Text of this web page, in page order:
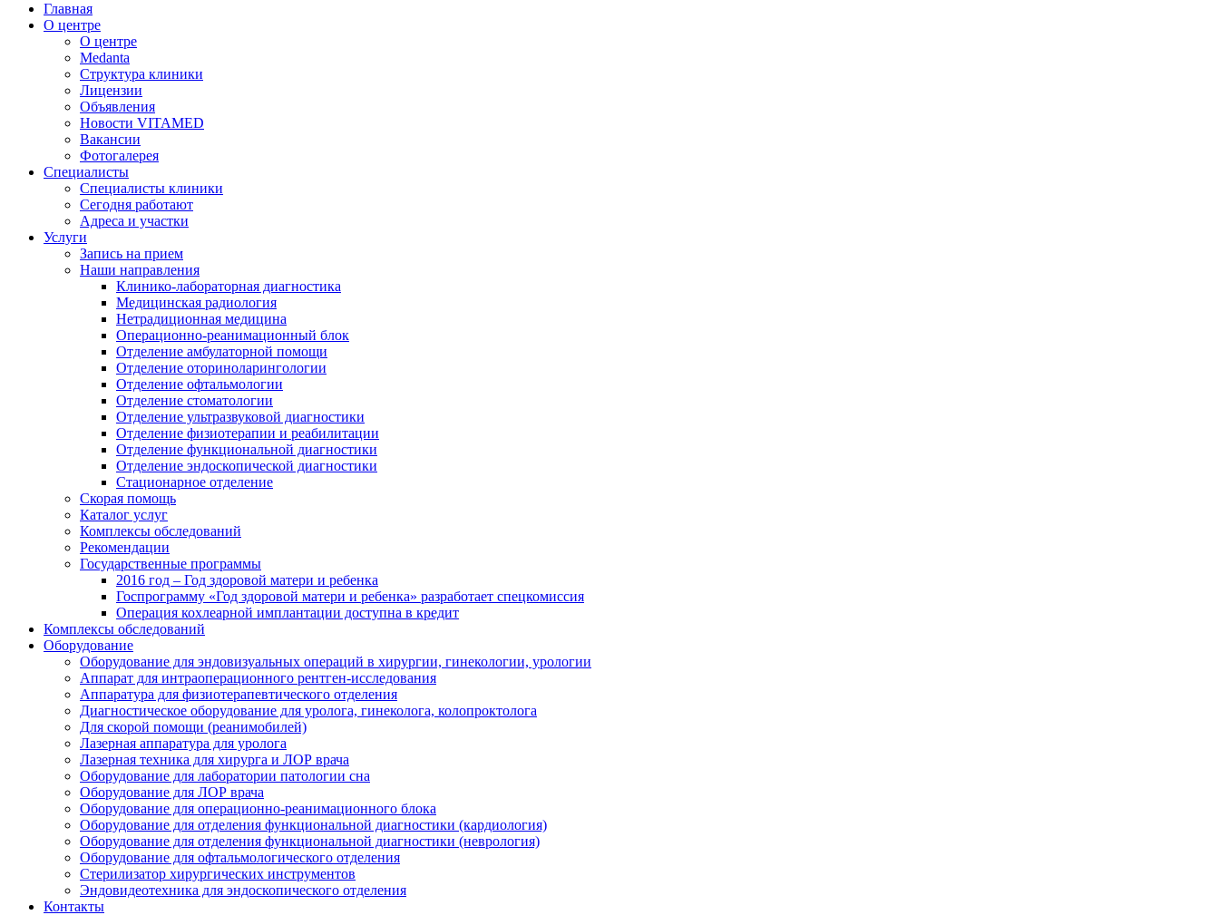
Главная
О центре
О центре
Medanta
Структура клиники
Лицензии
Объявления
Новости VITAMED
Вакансии
Фотогалерея
Специалисты
Специалисты клиники
Сегодня работают
Адреса и участки
Услуги
Запись на прием
Наши направления
Клинико-лабораторная диагностика
Медицинская радиология
Нетрадиционная медицина
Операционно-реанимационный блок
Отделение амбулаторной помощи
Отделение оториноларингологии
Отделение офтальмологии
Отделение стоматологии
Отделение ультразвуковой диагностики
Отделение физиотерапии и реабилитации
Отделение функциональной диагностики
Отделение эндоскопической диагностики
Стационарное отделение
Скорая помощь
Каталог услуг
Комплексы обследований
Рекомендации
Государственные программы
2016 год – Год здоровой матери и ребенка
Госпрограмму «Год здоровой матери и ребенка» разработает спецкомиссия
Операция кохлеарной имплантации доступна в кредит
Комплексы обследований
Оборудование
Оборудование для эндовизуальных операций в хирургии, гинекологии, урологии
Аппарат для интраоперационного рентген-исследования
Аппаратура для физиотерапевтического отделения
Диагностическое оборудование для уролога, гинеколога, колопроктолога
Для скорой помощи (реанимобилей)
Лазерная аппаратура для уролога
Лазерная техника для хирурга и ЛОР врача
Оборудование для лаборатории патологии сна
Оборудование для ЛОР врача
Оборудование для операционно-реанимационного блока
Оборудование для отделения функциональной диагностики (кардиология)
Оборудование для отделения функциональной диагностики (неврология)
Оборудование для офтальмологического отделения
Стерилизатор хирургических инструментов
Эндовидеотехника для эндоскопического отделения
Контакты